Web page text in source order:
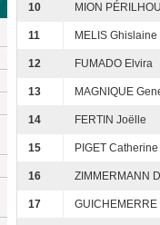
10 MION
11 MELIS Ghislaine
12 FUMADO Elvira
13 MAGNIQUE
14 FERTIN Joëlle
15 PIGET Catherine
16 ZIMMERMANN
17